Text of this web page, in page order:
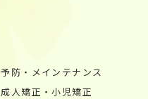
予防・メインテナンス
成人矯正・小児矯正